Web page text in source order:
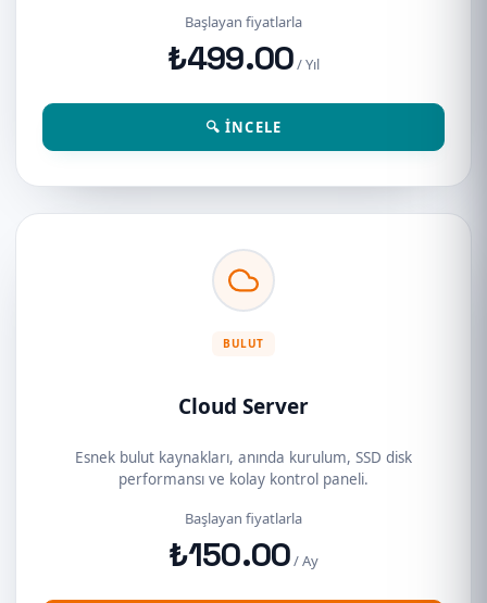
Başlayan fiyatlarla
₺499.00/ Yıl
🔍 İNCELE
BULUT
Cloud Server
Esnek bulut kaynakları, anında kurulum, SSD disk
performansı ve kolay kontrol paneli.
Başlayan fiyatlarla
₺150.00/ Ay